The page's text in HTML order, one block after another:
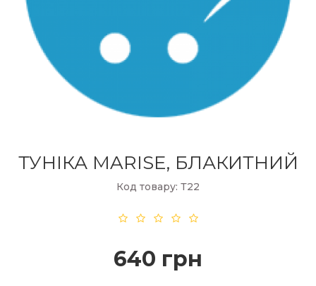
ТУНІКА MARISE, БЛАКИТНИЙ
Код товару: Т22
640 грн